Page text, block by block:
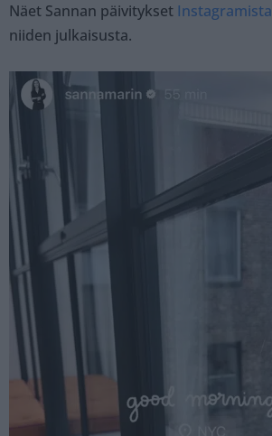
Näet Sannan päivitykset Instagramista
niiden julkaisusta.